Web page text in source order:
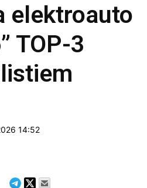
elektroauto
TOP-3
14:52